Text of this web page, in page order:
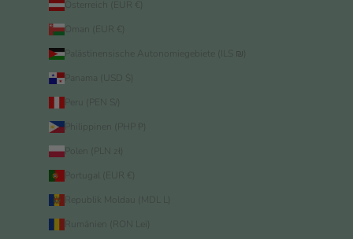
Österreich (EUR €)
Oman (EUR €)
Palästinensische Autonomiegebiete (ILS ₪)
Panama (USD $)
Peru (PEN S/)
Philippinen (PHP ₱)
Polen (PLN zł)
Portugal (EUR €)
Republik Moldau (MDL L)
Rumänien (RON Lei)